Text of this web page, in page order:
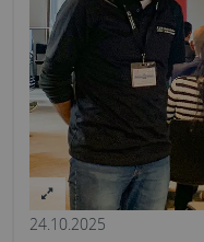
24.10.2025